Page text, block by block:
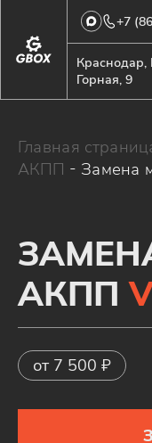
Краснодар,
Горная, 9
+7
Главная
АКПП - Замена
АКПП
от 7 500 ₽